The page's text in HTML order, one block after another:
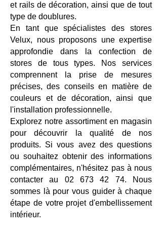
et rails de décoration, ainsi que de tout
type de doublures.
En tant que spécialistes des stores
Velux, nous proposons une expertise
approfondie dans la confection de
stores de tous types. Nos services
comprennent la prise de mesures
précises, des conseils en matière de
couleurs et de décoration, ainsi que
l'installation professionnelle.
Explorez notre assortiment en magasin
pour découvrir la qualité de nos
produits. Si vous avez des questions
ou souhaitez obtenir des informations
complémentaires, n'hésitez pas à nous
contacter au 02 673 42 74. Nous
sommes là pour vous guider à chaque
étape de votre projet d'embellissement
intérieur.